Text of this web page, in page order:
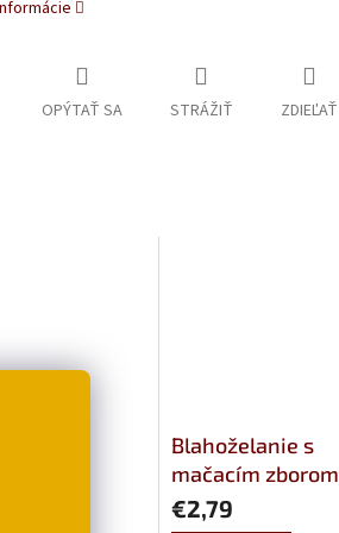
OPÝTAŤ SA STRÁŽIŤ ZDIEĽAŤ
Blahoželanie s
mačacím zborom
€2,79